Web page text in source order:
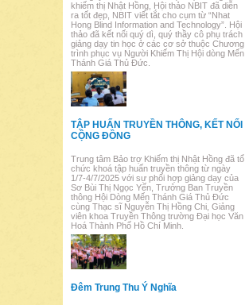
khiếm thị Nhật Hồng, Hội thảo NBIT đã diễn
ra tốt đẹp, NBIT viết tắt cho cụm từ “Nhat
Hong Blind Information and Technology”. Hội
thảo đã kết nối quý dì, quý thầy cô phụ trách
giảng dạy tin học ở các cơ sở thuộc Chương
trình phục vụ Người Khiếm Thị Hội dòng Mến
Thánh Giá Thủ Đức.
TẬP HUẤN TRUYỀN THÔNG, KẾT NỐI
CỘNG ĐỒNG
Trung tâm Bảo trợ Khiếm thị Nhật Hồng đã tổ
chức khoá tập huấn truyền thông từ ngày
1/7-4/7/2025 với sự phối hợp giảng dạy của
Sơ Bùi Thị Ngọc Yến, Trưởng Ban Truyền
thông Hội Dòng Mến Thánh Giá Thủ Đức
cùng Thạc sĩ Nguyễn Thị Hồng Chi, Giảng
viên khoa Truyền Thông trường Đại học Văn
Hoá Thành Phố Hồ Chí Minh.
Đêm Trung Thu Ý Nghĩa